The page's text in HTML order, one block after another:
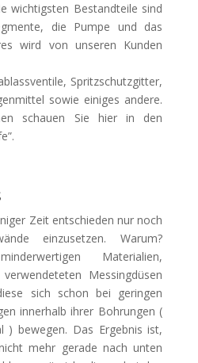
wichtigsten Bestandteile sind
die Pumpe und das
wird von unseren Kunden
Spritzschutzgitter,
sowie einiges andere.
schauen Sie hier in den
Zeit entschieden nur noch
einzusetzen. Warum?
Materialien,
Messingdüsen
sich schon bei geringen
innerhalb ihrer Bohrungen (
) bewegen. Das Ergebnis ist,
mehr gerade nach unten